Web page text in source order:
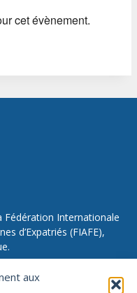
aux
cet évènement.
Internationale
d’Expatriés (FIAFE),